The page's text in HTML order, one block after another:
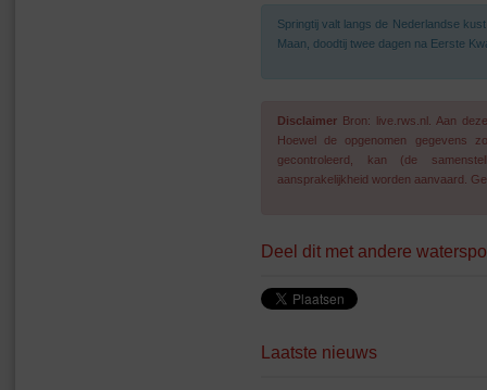
Springtij valt langs de Nederlandse
Maan, doodtij twee dagen na Eerste
Disclaimer Bron: live.rws.nl. Aan
Hoewel de opgenomen gegevens
gecontroleerd, kan (de
aansprakelijkheid worden aanvaard.
Deel dit met andere
Laatste nieuws